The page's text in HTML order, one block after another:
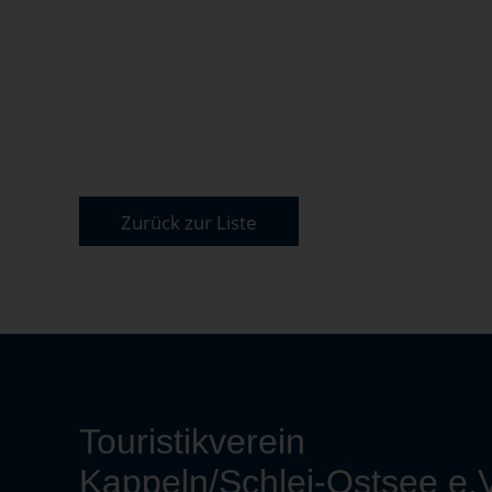
Zurück zur Liste
Touristikverein
Kappeln/Schlei-Ostsee